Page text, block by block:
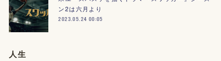
ン2は六月より
2023.05.24 00:05
人生